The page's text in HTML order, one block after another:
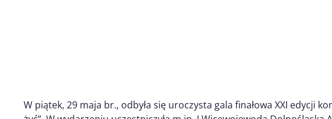
W piątek, 29 maja br., odbyła się uroczysta gala finałowa XXI edycji